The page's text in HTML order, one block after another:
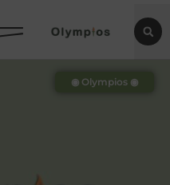
◉ Olympios ◉